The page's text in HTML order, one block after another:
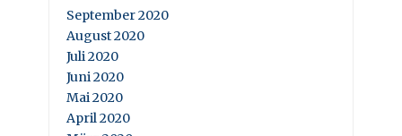
September 2020
August 2020
Juli 2020
Juni 2020
Mai 2020
April 2020